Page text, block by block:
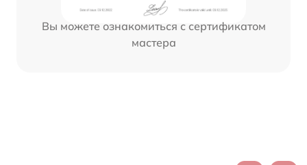
Вы можете ознакомиться с сертификатом
мастера